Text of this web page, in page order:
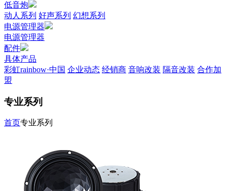
低音炮
动人系列 好声系列 幻想系列
电源管理器
电源管理器
配件
具体产品
彩虹rainbow·中国 企业动态 经销商 音响改装 隔音改装 合作加
盟
专业系列
首页专业系列